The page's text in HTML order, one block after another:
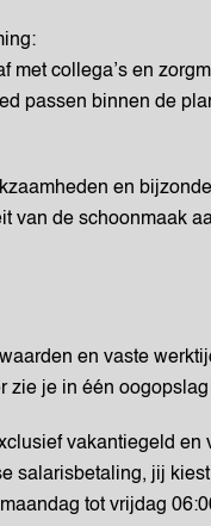
met collega’s en
passen binnen de
en
van de schoonmaak
en vaste
zie je in één
vakantiegeld en
salarisbetaling, jij
tot vrijdag